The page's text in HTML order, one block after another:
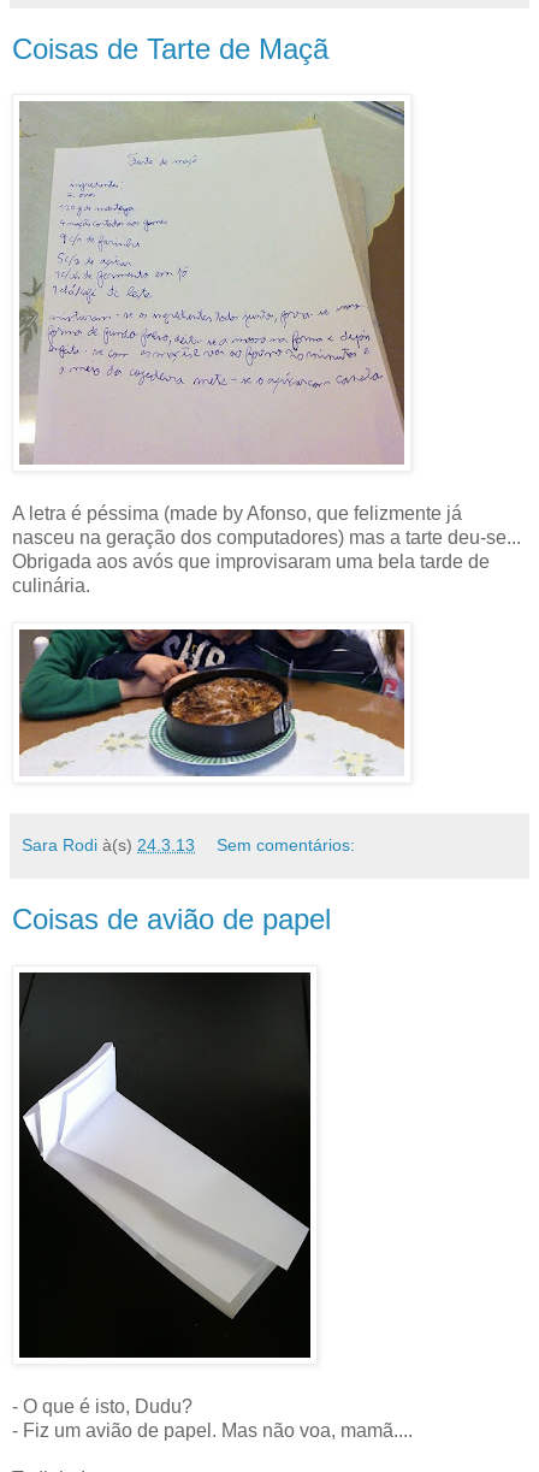
Coisas de Tarte de Maçã
A letra é péssima (made by Afonso, que felizmente já
nasceu na geração dos computadores) mas a tarte deu-se...
Obrigada aos avós que improvisaram uma bela tarde de
culinária.
Sara Rodi à(s) 24.3.13 Sem comentários:
Coisas de avião de papel
- O que é isto, Dudu?
- Fiz um avião de papel. Mas não voa, mamã....